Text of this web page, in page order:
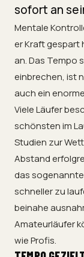
sofort an
Mentale
er Kraft gespart
an. Das Tempo
einbrechen, ist
auch ein
Viele Läufer
schönsten im
Studien zur
Abstand
das
schneller zu
beinahe
Amateurläufer
wie Profis.